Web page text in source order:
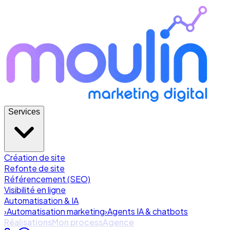
Services
Création de site
Refonte de site
Référencement (SEO)
Visibilité en ligne
Automatisation & IA
›Automatisation marketing›Agents IA & chatbots
RéalisationsMon processAgence